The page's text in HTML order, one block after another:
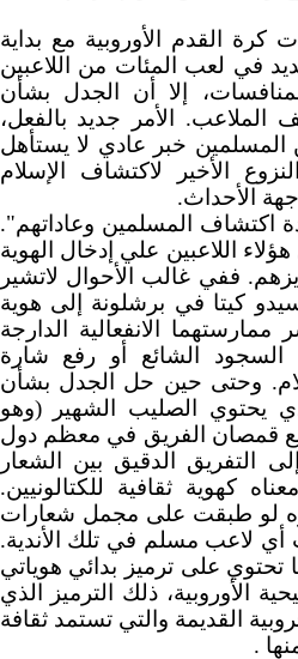
القدم الأوروبية مع بداية
في لعب المئات من اللاعبين
إلا أن الجدل بشأن
الأمر جديد بالفعل،
خبر عادي لا يستأهل
الأخير لاكتشاف الإسلام
الأحداث.
اكتشاف المسلمين وعاداتهم".
اللاعبين علي إدخال الهوية
ففي غالب الأحوال لاتشير
كيتا في برشلونة إلى هوية
ممارستهما الانفعالية الدارجة
السجود الشائع أو رفع شارة
وحتى حين حل الجدل بشأن
يحتوي الصليب الشهير (وهو
قمصان الفريق في معظم دول
التفريق الدقيق بين الشعار
كهوية ثقافية للكتالونيين.
لو طبقت على مجمل شعارات
أي لاعب مسلم في تلك الأندية.
تحتوي على ترميز بدائي هوياتي
الأوروبية، ذلك الترميز الذي
القديمة والتي تستمد ثقافة
.